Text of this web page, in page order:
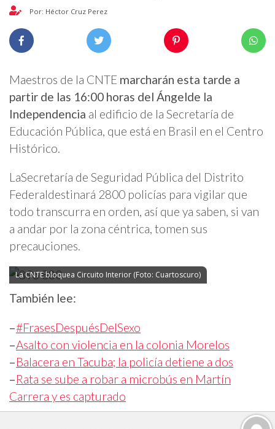
Por: Héctor Cruz Perez
Maestros de la CNTE marcharán esta tarde a
partir de las 16:00 horas del Ángelde la
Independencia al edificio de la Secretaría de
Educación Pública, que está en Brasil en el Centro
Histórico.
LaSecretaría de Seguridad Pública del Distrito
Federaldestinará 2800 policías para vigilar que
todo transcurra en orden, así que ya saben, si van
a andar por la zona céntrica, tomen sus
precauciones.
La CNTE bloquea Circuito Interior (Foto: Cuartoscuro)
También lee:
–#FrasesDespuésDelSexo
–Asalto con violencia en la colonia Morelos
–Balacera en Tacuba; la policía detiene a dos
–Rata se sube a robar a microbús en Martín
Carrera y es capturado